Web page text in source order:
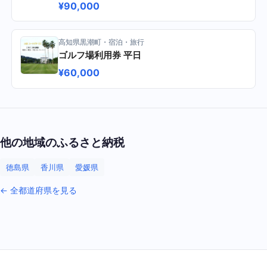
¥90,000
高知県黒潮町・宿泊・旅行
ゴルフ場利用券 平日
¥60,000
他の地域のふるさと納税
徳島県 香川県 愛媛県
← 全都道府県を見る